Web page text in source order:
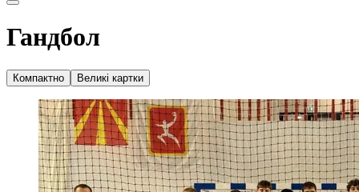
Гандбол
Компактно Великі картки